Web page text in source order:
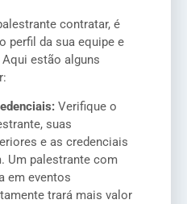
contratar, é
perfil da sua equipe e
estão alguns
Verifique o
suas
e as credenciais
Um palestrante com
em eventos
trará mais valor